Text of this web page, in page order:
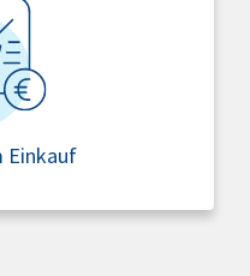
Einkauf